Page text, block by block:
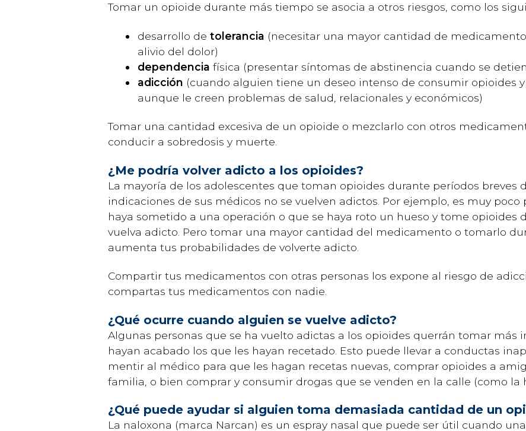
Tomar un opioide durante más tiempo se asocia a otros riesgos, como los
desarrollo de tolerancia (necesitar una mayor cantidad de
alivio del dolor)
dependencia física (presentar síntomas de abstinencia cuando se
adicción (cuando alguien tiene un deseo intenso de consumir opioides
aunque le creen problemas de salud, relacionales y económicos)
Tomar una cantidad excesiva de un opioide o mezclarlo con otros
conducir a sobredosis y muerte.
¿Me podría volver adicto a los opioides?
La mayoría de los adolescentes que toman opioides durante períodos breves
indicaciones de sus médicos no se vuelven adictos. Por ejemplo, es muy
haya sometido a una operación o que se haya roto un hueso y tome opioides
vuelva adicto. Pero tomar una mayor cantidad del medicamento o tomarlo
aumenta tus probabilidades de volverte adicto.
Compartir tus medicamentos con otras personas los expone al riesgo de
compartas tus medicamentos con nadie.
¿Qué ocurre cuando alguien se vuelve adicto?
Algunas personas que se ha vuelto adictas a los opioides querrán tomar más
hayan acabado los que les hayan recetado. Esto puede llevar a conductas
mentir al médico para que les hagan recetas nuevas, comprar opioides a
familia, o bien comprar y consumir drogas que se venden en la calle (como la
¿Qué puede ayudar si alguien toma demasiada cantidad de un
La naloxona (marca Narcan) es un espray nasal que puede ser útil cuando